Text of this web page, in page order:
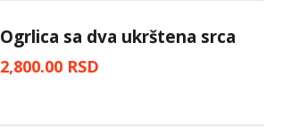
Ogrlica sa dva ukrštena srca
2,800.00 RSD